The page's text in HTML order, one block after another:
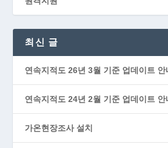
최신 글
연속지적도 26년 3월 기준 업데이트 안
연속지적도 24년 2월 기준 업데이트 안
가온현장조사 설치